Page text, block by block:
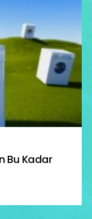
Bu Kadar